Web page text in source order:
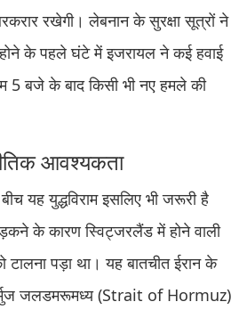
रखेगी। लेबनान के सुरक्षा सूत्रों ने
होने के पहले घंटे में इजरायल ने कई हवाई
5 बजे के बाद किसी भी नए हमले की
आवश्यकता
यह युद्धविराम इसलिए भी जरूरी है
के कारण स्विट्जरलैंड में होने वाली
टालना पड़ा था। यह बातचीत ईरान के
जलडमरूमध्य (Strait of Hormuz)